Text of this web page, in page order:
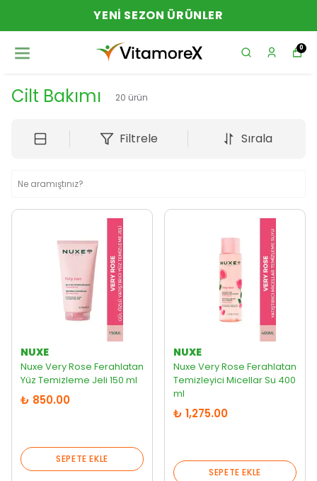
YENI SEZON ÜRÜNLER
0
Cilt Bakımı 20 ürün
Filtrele Sırala
NUXE
Nuxe Very Rose Ferahlatan
Yüz Temizleme Jeli 150 ml
₺ 850.00
SEPETE EKLE
NUXE
Nuxe Very Rose Ferahlatan
Temizleyici Micellar Su 400
ml
₺ 1,275.00
SEPETE EKLE